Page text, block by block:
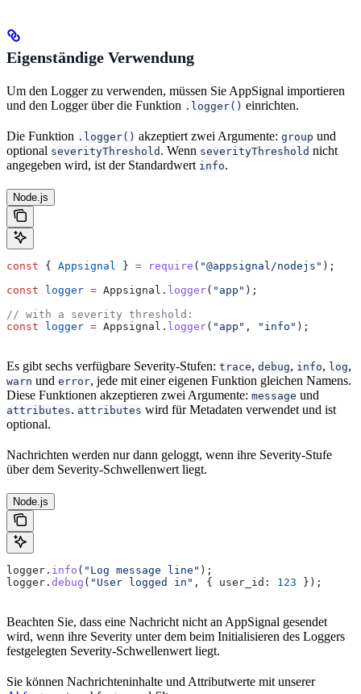
Eigenständige Verwendung
Um den Logger zu verwenden, müssen Sie AppSignal importieren
und den Logger über die Funktion .logger() einrichten.
Die Funktion .logger() akzeptiert zwei Argumente: group und
optional severityThreshold . Wenn severityThreshold nicht
angegeben wird, ist der Standardwert info.
Node.js
const { Appsignal } = require ( "@appsignal/nodejs" );
const logger = Appsignal . logger( "app" );
// with a severity threshold:
const logger = Appsignal . logger( "app" , "info" );
Es gibt sechs verfügbare Severity-Stufen: trace, debug, info, log,
warn und error, jede mit einer eigenen Funktion gleichen Namens.
Diese Funktionen akzeptieren zwei Argumente: message und
attributes. attributes wird für Metadaten verwendet und ist
optional.
Nachrichten werden nur dann geloggt, wenn ihre Severity-Stufe
über dem Severity-Schwellenwert liegt.
Node.js
logger . info ( "Log message line" );
logger . debug ( "User logged in" , { user_id: 123 });
Beachten Sie, dass eine Nachricht nicht an AppSignal gesendet
wird, wenn ihre Severity unter dem beim Initialisieren des Loggers
festgelegten Severity-Schwellenwert liegt.
Sie können Nachrichteninhalte und Attributwerte mit unserer